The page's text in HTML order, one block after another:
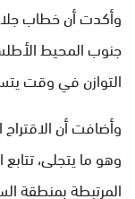
وأكدت أن خطاب
جنوب المحيط
التوازن في وقت
وأضافت أن الاقتراح
وهو ما يتجلى،
المرتبطة بمنطقة